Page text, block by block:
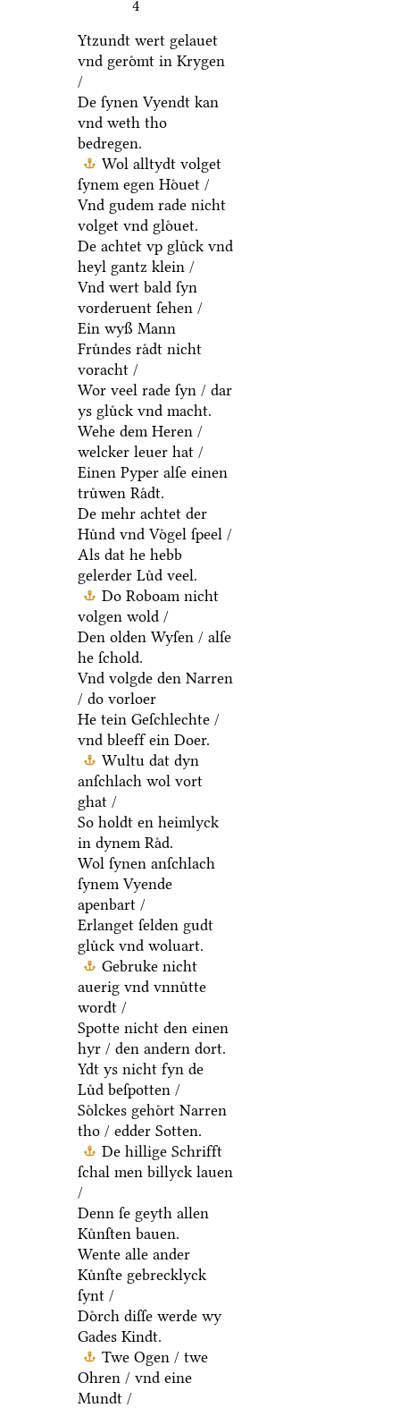
4
Ytzundt wert gelauet
vnd geroͤmt in Krygen
/
De ſynen Vyendt kan
vnd weth tho
bedregen.
Wol alltydt volget
ſynem egen Hoͤuet /
Vnd gudem rade nicht
volget vnd gloͤuet.
De achtet vp gluͤck vnd
heyl gantz klein /
Vnd wert bald ſyn
vorderuent ſehen /
Ein wyß Mann
Fruͤndes raͤdt nicht
voracht /
Wor veel rade ſyn / dar
ys gluͤck vnd macht.
Wehe dem Heren /
welcker leuer hat /
Einen Pyper alſe einen
truͤwen Raͤdt.
De mehr achtet der
Huͤnd vnd Voͤgel ſpeel /
Als dat he hebb
gelerder Luͤd veel.
Do Roboam nicht
volgen wold /
Den olden Wyſen / alſe
he ſchold.
Vnd volgde den Narren
/ do vorloer
He tein Geſchlechte /
vnd bleeff ein Doer.
Wultu dat dyn
anſchlach wol vort
ghat /
So holdt en heimlyck
in dynem Raͤd.
Wol ſynen anſchlach
ſynem Vyende
apenbart /
Erlanget ſelden gudt
gluͤck vnd woluart.
Gebruke nicht
auerig vnd vnnuͤtte
wordt /
Spotte nicht den einen
hyr / den andern dort.
Ydt ys nicht fyn de
Luͤd beſpotten /
Soͤlckes gehoͤrt Narren
tho / edder Sotten.
De hillige Schrifft
ſchal men billyck lauen
/
Denn ſe geyth allen
Kuͤnſten bauen.
Wente alle ander
Kuͤnſte gebrecklyck
ſynt /
Doͤrch diſſe werde wy
Gades Kindt.
Twe Ogen / twe
Ohren / vnd eine
Mundt /